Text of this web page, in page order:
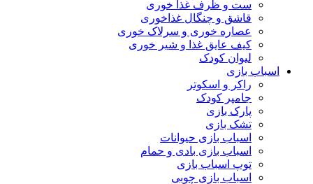
ست و ظرف غذا خوری
قاشق و چنگال غذاخوری
عصاره خوری و سرلاک خوری
کیف عایق غذا و شیر خوری
لیوان کودک
اسباب بازی
راکر و اسکوتر
جامپر کودک
پارک بازی
تشک بازی
اسباب بازی حیوانات
اسباب بازی بادی و حمام
توپ اسباب بازی
اسباب بازی چوبی